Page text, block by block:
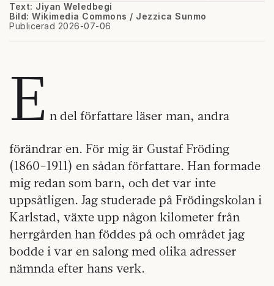
Text: Jiyan Weledbegi
Publicerad 2026-07-06
Bild: Wikimedia Commons / Jezzica Sunmo
E n del författare läser man, andra
förändrar en. För mig är Gustaf Fröding
(1860-1911) en sådan författare. Han formade
mig redan som barn, och det var inte
uppsåtligen. Jag studerade på Frödingskolan i
Karlstad, växte upp någon kilometer från
herrgården han föddes på och området jag
bodde i var en salong med olika adresser
nämnda efter hans verk.